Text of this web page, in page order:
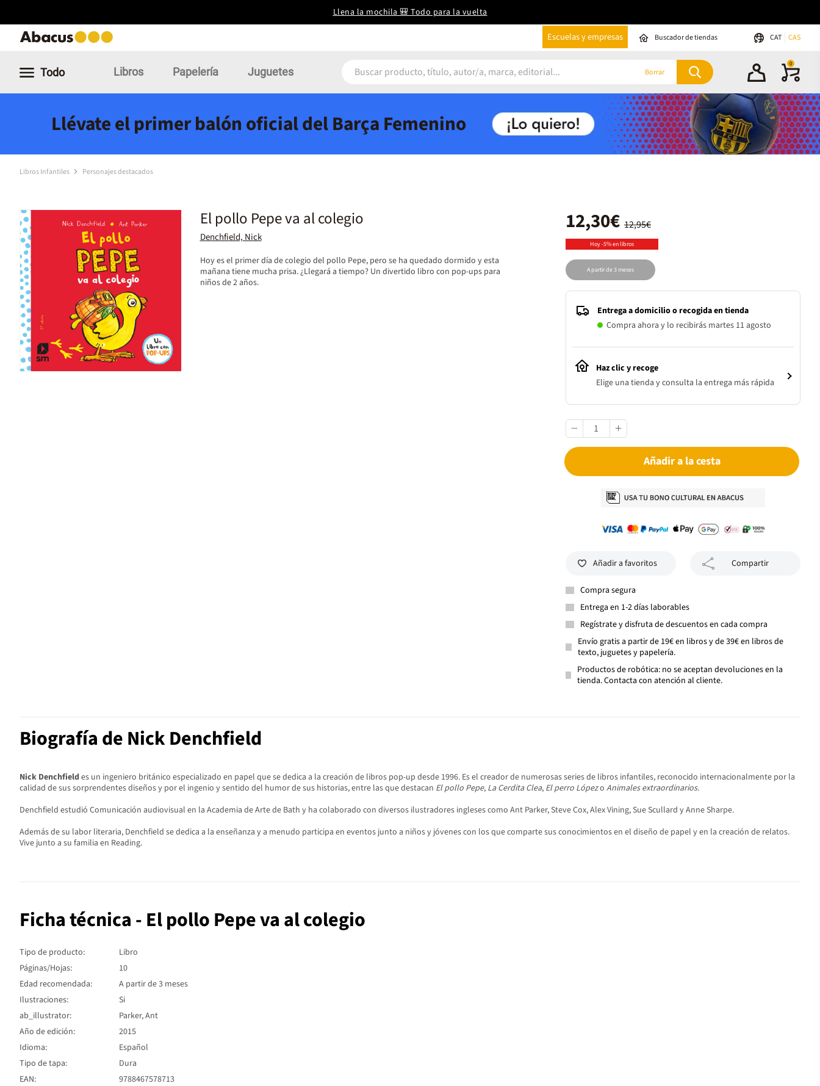
Llena la mochila 🎒 Todo para la vuelta
Escuelas y empresas Buscador de tiendas CAT CAS
Todo Libros Papelería Juguetes Borrar
0
Llévate el primer balón oficial del Barça Femenino
Libros Infantiles Personajes destacados
El pollo Pepe va al colegio
Denchfield, Nick
Hoy es el primer día de colegio del pollo Pepe, pero se ha quedado dormido y esta
mañana tiene mucha prisa. ¿Llegará a tiempo? Un divertido libro con pop-ups para
niños de 2 años.
12,95€
12,30€
Hoy -5% en libros
A partir de 3 meses
Entrega a domicilio o recogida en tienda
Compra ahora y lo recibirás martes 11 agosto
Haz clic y recoge
Elige una tienda y consulta la entrega más rápida
Añadir a la cesta
Añadir a favoritos Compartir
Compra segura
Entrega en 1-2 días laborables
Regístrate y disfruta de descuentos en cada compra
Envío gratis a partir de 19€ en libros y de 39€ en libros de
texto, juguetes y papelería.
Productos de robótica: no se aceptan devoluciones en la
tienda. Contacta con atención al cliente.
Biografía de Nick Denchfield
Nick Denchfield es un ingeniero británico especializado en papel que se dedica a la creación de libros pop-up desde 1996. Es el creador de numerosas series de libros infantiles, reconocido internacionalmente por la
calidad de sus sorprendentes diseños y por el ingenio y sentido del humor de sus historias, entre las que destacan El pollo Pepe, La Cerdita Clea, El perro Lópezo Animales extraordinarios.
Denchfield estudió Comunicación audiovisual en la Academia de Arte de Bath y ha colaborado con diversos ilustradores ingleses como Ant Parker, Steve Cox, Alex Vining, Sue Scullard y Anne Sharpe.
Además de su labor literaria, Denchfield se dedica a la enseñanza y a menudo participa en eventos junto a niños y jóvenes con los que comparte sus conocimientos en el diseño de papel y en la creación de relatos.
Vive junto a su familia en Reading.
Ficha técnica - El pollo Pepe va al colegio
Tipo de producto:
Libro
Páginas/Hojas:
10
Edad recomendada:
A partir de 3 meses
Ilustraciones:
Si
ab_illustrator:
Parker, Ant
Año de edición:
2015
Idioma:
Español
Tipo de tapa:
Dura
EAN:
9788467578713